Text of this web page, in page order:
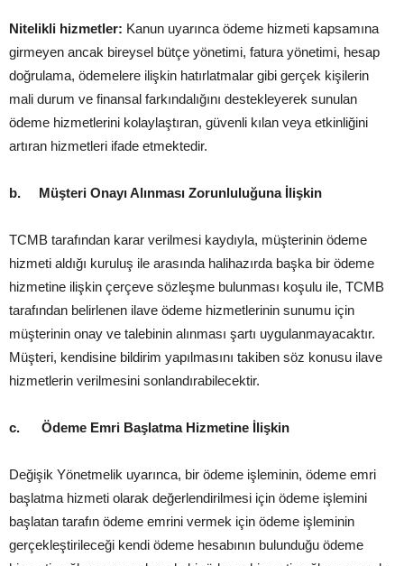
Nitelikli hizmetler: Kanun uyarınca ödeme hizmeti kapsamına
girmeyen ancak bireysel bütçe yönetimi, fatura yönetimi, hesap
doğrulama, ödemelere ilişkin hatırlatmalar gibi gerçek kişilerin
mali durum ve finansal farkındalığını destekleyerek sunulan
ödeme hizmetlerini kolaylaştıran, güvenli kılan veya etkinliğini
artıran hizmetleri ifade etmektedir.
b. Müşteri Onayı Alınması Zorunluluğuna İlişkin
TCMB tarafından karar verilmesi kaydıyla, müşterinin ödeme
hizmeti aldığı kuruluş ile arasında halihazırda başka bir ödeme
hizmetine ilişkin çerçeve sözleşme bulunması koşulu ile, TCMB
tarafından belirlenen ilave ödeme hizmetlerinin sunumu için
müşterinin onay ve talebinin alınması şartı uygulanmayacaktır.
Müşteri, kendisine bildirim yapılmasını takiben söz konusu ilave
hizmetlerin verilmesini sonlandırabilecektir.
c. Ödeme Emri Başlatma Hizmetine İlişkin
Değişik Yönetmelik uyarınca, bir ödeme işleminin, ödeme emri
başlatma hizmeti olarak değerlendirilmesi için ödeme işlemini
başlatan tarafın ödeme emrini vermek için ödeme işleminin
gerçekleştirileceği kendi ödeme hesabının bulunduğu ödeme